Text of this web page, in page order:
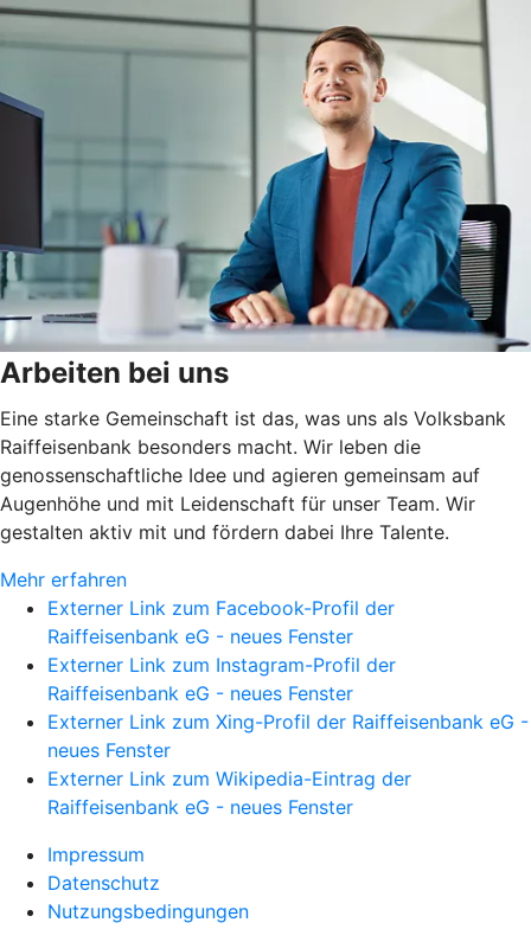
Arbeiten bei uns
Eine starke Gemeinschaft ist das, was uns als Volksbank
Raiffeisenbank besonders macht. Wir leben die
genossenschaftliche Idee und agieren gemeinsam auf
Augenhöhe und mit Leidenschaft für unser Team. Wir
gestalten aktiv mit und fördern dabei Ihre Talente.
Mehr erfahren
Externer Link zum Facebook-Profil der
Raiffeisenbank eG - neues Fenster
Externer Link zum Instagram-Profil der
Raiffeisenbank eG - neues Fenster
Externer Link zum Xing-Profil der Raiffeisenbank eG -
neues Fenster
Externer Link zum Wikipedia-Eintrag der
Raiffeisenbank eG - neues Fenster
Impressum
Datenschutz
Nutzungsbedingungen